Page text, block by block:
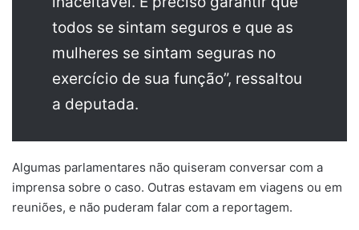
todos se sintam seguros e que as
mulheres se sintam seguras no
exercício de sua função”, ressaltou
a deputada.
Algumas parlamentares não quiseram conversar com a
imprensa sobre o caso. Outras estavam em viagens ou em
reuniões, e não puderam falar com a reportagem.